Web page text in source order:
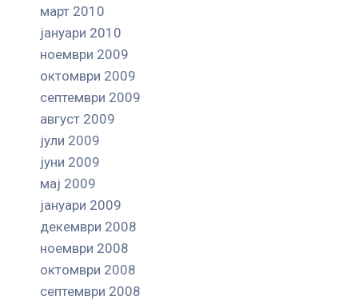
март 2010
јануари 2010
ноември 2009
октомври 2009
септември 2009
август 2009
јули 2009
јуни 2009
мај 2009
јануари 2009
декември 2008
ноември 2008
октомври 2008
септември 2008